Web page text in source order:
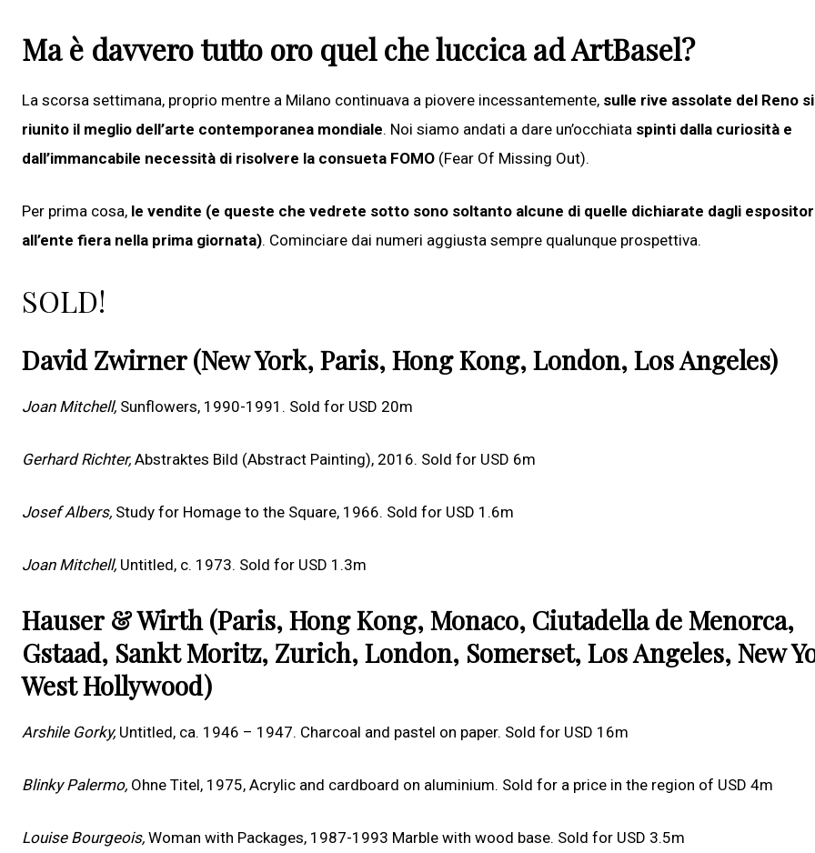
Ma è davvero tutto oro quel che luccica ad ArtBasel?
La scorsa settimana, proprio mentre a Milano continuava a piovere incessantemente, sulle rive assolate del Reno
riunito il meglio dell’arte contemporanea mondiale. Noi siamo andati a dare un’occhiata spinti dalla curiosità e
dall’immancabile necessità di risolvere la consueta FOMO (Fear Of Missing Out).
Per prima cosa, le vendite (e queste che vedrete sotto sono soltanto alcune di quelle dichiarate dagli
all’ente fiera nella prima giornata). Cominciare dai numeri aggiusta sempre qualunque prospettiva.
SOLD!
David Zwirner (New York, Paris, Hong Kong, London, Los Angeles)
Joan Mitchell, Sunflowers, 1990-1991. Sold for USD 20m
Gerhard Richter, Abstraktes Bild (Abstract Painting), 2016. Sold for USD 6m
Josef Albers, Study for Homage to the Square, 1966. Sold for USD 1.6m
Joan Mitchell, Untitled, c. 1973. Sold for USD 1.3m
Hauser & Wirth (Paris, Hong Kong, Monaco, Ciutadella de Menorca,
Gstaad, Sankt Moritz, Zurich, London, Somerset, Los Angeles, New
West Hollywood)
Arshile Gorky, Untitled, ca. 1946 – 1947. Charcoal and pastel on paper. Sold for USD 16m
Blinky Palermo, Ohne Titel, 1975, Acrylic and cardboard on aluminium. Sold for a price in the region of USD 4m
Louise Bourgeois, Woman with Packages, 1987-1993 Marble with wood base. Sold for USD 3.5m